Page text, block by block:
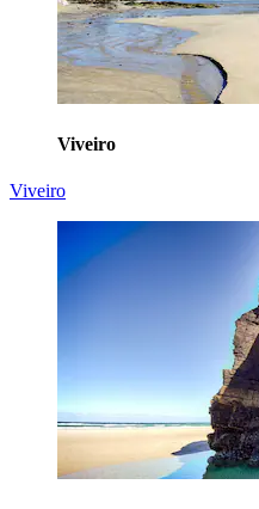
Viveiro
Viveiro